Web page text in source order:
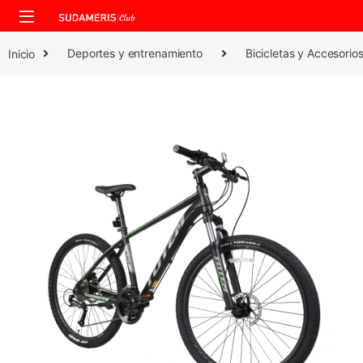
Skip to navigation
Skip to content
Inicio Deportes y entrenamiento Bicicletas y Accesorios